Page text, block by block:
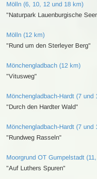
Mölln (6, 10, 12 und 18 km)
"Naturpark Lauenburgische
Mölln (12 km)
"Rund um den Sterleyer Berg"
Mönchengladbach (12 km)
"Vitusweg"
Mönchengladbach-Hardt (7 und
"Durch den Hardter Wald"
Mönchengladbach-Hardt (7 und
"Rundweg Rasseln"
Moorgrund OT Gumpelstadt
"Auf Luthers Spuren"